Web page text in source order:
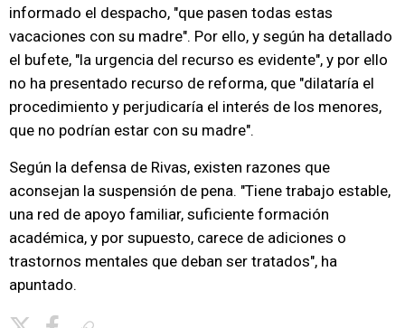
informado el despacho, "que pasen todas estas
vacaciones con su madre". Por ello, y según ha detallado
el bufete, "la urgencia del recurso es evidente", y por ello
no ha presentado recurso de reforma, que "dilataría el
procedimiento y perjudicaría el interés de los menores,
que no podrían estar con su madre".
Según la defensa de Rivas, existen razones que
aconsejan la suspensión de pena. "Tiene trabajo estable,
una red de apoyo familiar, suficiente formación
académica, y por supuesto, carece de adiciones o
trastornos mentales que deban ser tratados", ha
apuntado.